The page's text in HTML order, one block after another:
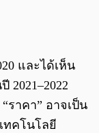
และได้เห็น
2021–2022
ราคา” อาจเป็น
ทคโนโลยี